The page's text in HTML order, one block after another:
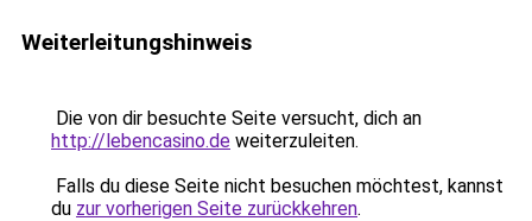
Weiterleitungshinweis
Die von dir besuchte Seite versucht, dich an
http://lebencasino.de weiterzuleiten.
Falls du diese Seite nicht besuchen möchtest, kannst
du zur vorherigen Seite zurückkehren.